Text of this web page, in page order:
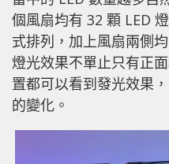
個風扇均有 32 顆 LED
式排列，加上風扇兩側
燈光效果不單止只有正
置都可以看到發光效果
的變化。